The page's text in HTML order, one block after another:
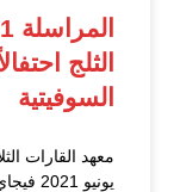
الثلج
السوفيتية